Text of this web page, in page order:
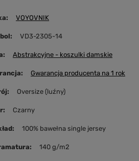
VOYOVNIK
VD3-2305-14
Abstrakcyjne - koszulki damskie
Gwarancja producenta na 1 rok
Oversize (luźny)
Czarny
100% bawełna single jersey
140 g/m2